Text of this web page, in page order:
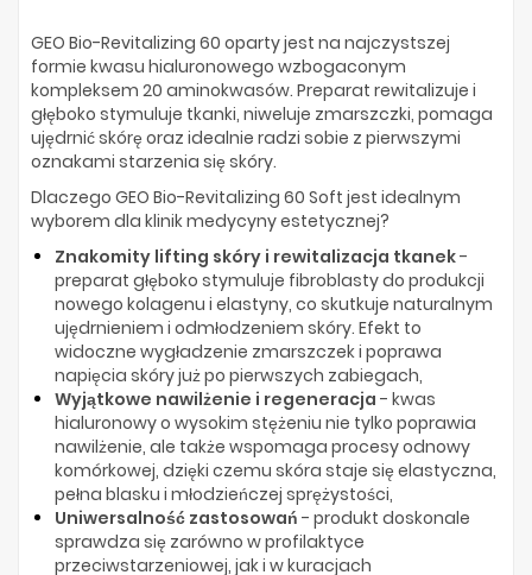
GEO Bio-Revitalizing 60 oparty jest na najczystszej
formie kwasu hialuronowego wzbogaconym
kompleksem 20 aminokwasów. Preparat rewitalizuje i
głęboko stymuluje tkanki, niweluje zmarszczki, pomaga
ujędrnić skórę oraz idealnie radzi sobie z pierwszymi
oznakami starzenia się skóry.
Dlaczego GEO Bio-Revitalizing 60 Soft jest idealnym
wyborem dla klinik medycyny estetycznej?
Znakomity lifting skóry i rewitalizacja tkanek-
preparat głęboko stymuluje fibroblasty do produkcji
nowego kolagenu i elastyny, co skutkuje naturalnym
ujędrnieniem i odmłodzeniem skóry. Efekt to
widoczne wygładzenie zmarszczek i poprawa
napięcia skóry już po pierwszych zabiegach,
Wyjątkowe nawilżenie i regeneracja - kwas
hialuronowy o wysokim stężeniu nie tylko poprawia
nawilżenie, ale także wspomaga procesy odnowy
komórkowej, dzięki czemu skóra staje się elastyczna,
pełna blasku i młodzieńczej sprężystości,
Uniwersalność zastosowań - produkt doskonale
sprawdza się zarówno w profilaktyce
przeciwstarzeniowej, jak i w kuracjach